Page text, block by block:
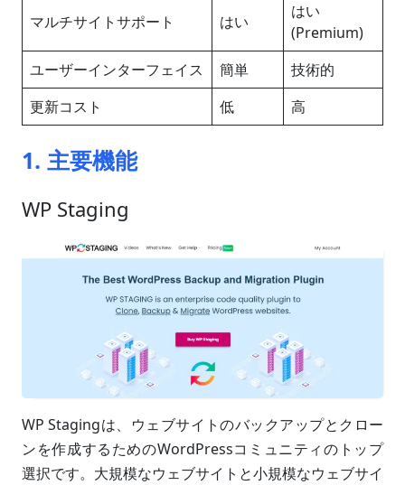
マルチサイトサポート はい
はい
(Premium)
ユーザーインターフェイス
簡単
技術的
更新コスト
低 高
1. 主要機能
WP Staging
WP Stagingは、ウェブサイトのバックアップとクロー
ンを作成するためのWordPressコミュニティのトップ
選択です。大規模なウェブサイトと小規模なウェブサイ